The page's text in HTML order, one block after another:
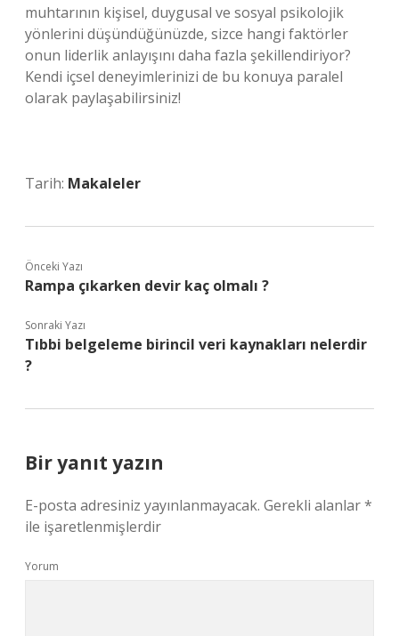
muhtarının kişisel, duygusal ve sosyal psikolojik
yönlerini düşündüğünüzde, sizce hangi faktörler
onun liderlik anlayışını daha fazla şekillendiriyor?
Kendi içsel deneyimlerinizi de bu konuya paralel
olarak paylaşabilirsiniz!
Tarih: Makaleler
Önceki Yazı
Rampa çıkarken devir kaç olmalı ?
Sonraki Yazı
Tıbbi belgeleme birincil veri kaynakları nelerdir
?
Bir yanıt yazın
E-posta adresiniz yayınlanmayacak. Gerekli alanlar*
ile işaretlenmişlerdir
Yorum